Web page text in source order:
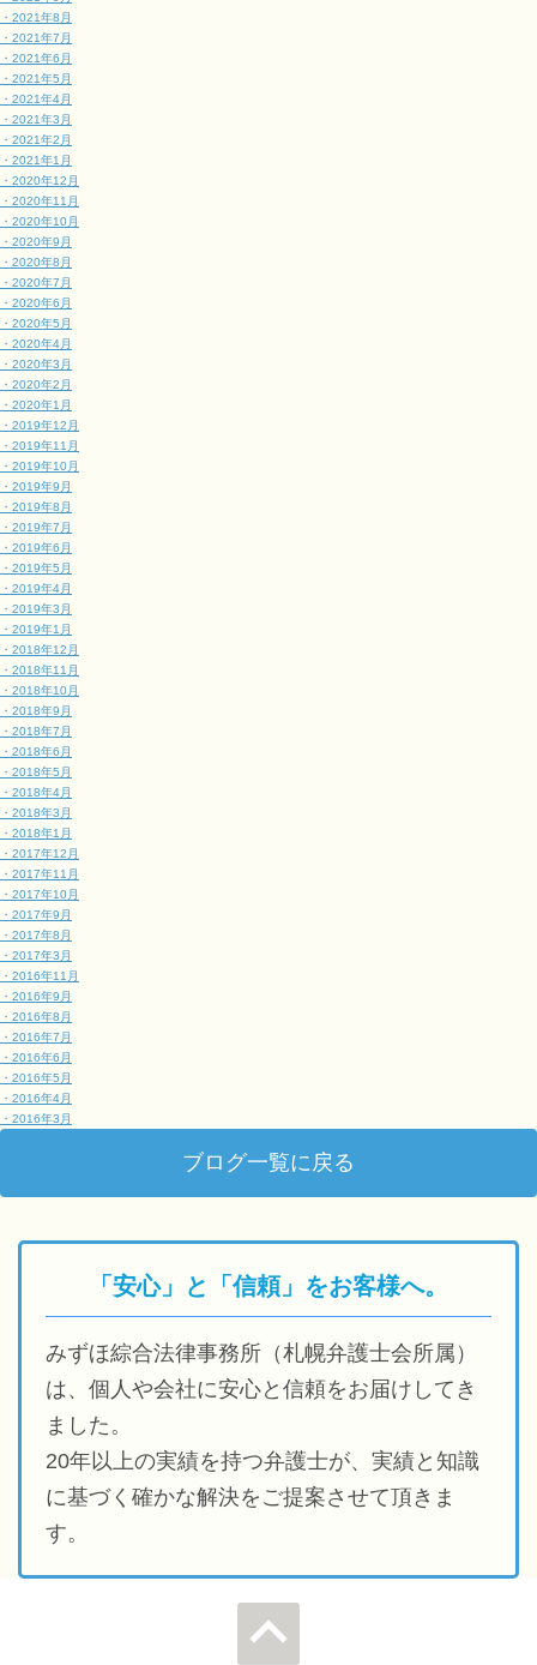
・2021年8月
・2021年7月
・2021年6月
・2021年5月
・2021年4月
・2021年3月
・2021年2月
・2021年1月
・2020年12月
・2020年11月
・2020年10月
・2020年9月
・2020年8月
・2020年7月
・2020年6月
・2020年5月
・2020年4月
・2020年3月
・2020年2月
・2020年1月
・2019年12月
・2019年11月
・2019年10月
・2019年9月
・2019年8月
・2019年7月
・2019年6月
・2019年5月
・2019年4月
・2019年3月
・2019年1月
・2018年12月
・2018年11月
・2018年10月
・2018年9月
・2018年7月
・2018年6月
・2018年5月
・2018年4月
・2018年3月
・2018年1月
・2017年12月
・2017年11月
・2017年10月
・2017年9月
・2017年8月
・2017年3月
・2016年11月
・2016年9月
・2016年8月
・2016年7月
・2016年6月
・2016年5月
・2016年4月
・2016年3月
ブログ一覧に戻る
「安心」と「信頼」をお客様へ。
みずほ綜合法律事務所（札幌弁護士会所属）
は、個人や会社に安心と信頼をお届けしてき
ました。
20年以上の実績を持つ弁護士が、実績と知識
に基づく確かな解決をご提案させて頂きま
す。